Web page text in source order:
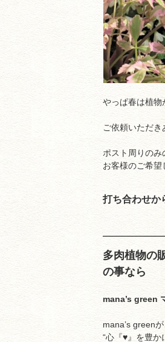
やっぱ春は植物
ご依頼いただ
ポスト周りの
お客様のご希
打ち合わせか
多肉植物の
の事なら
mana’s green
mana’s green
“心『♥︎』を豊か